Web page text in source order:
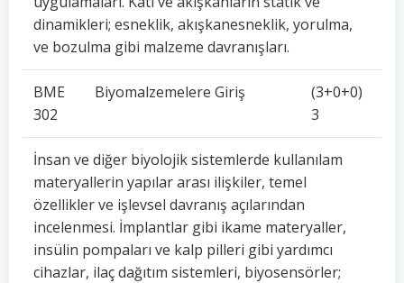
dinamikleri; esneklik, akışkanesneklik, yorulma,
ve bozulma gibi malzeme davranışları.
BME
302
Biyomalzemelere Giriş
(3+0+0)
3
İnsan ve diğer biyolojik sistemlerde kullanılam
materyallerin yapılar arası ilişkiler, temel
özellikler ve işlevsel davranış açılarından
incelenmesi. İmplantlar gibi ikame materyaller,
insülin pompaları ve kalp pilleri gibi yardımcı
cihazlar, ilaç dağıtım sistemleri, biyosensörler;